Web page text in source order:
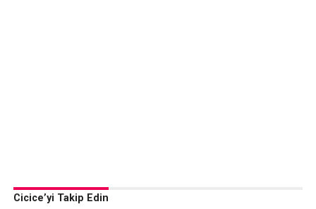
Cicice’yi Takip Edin